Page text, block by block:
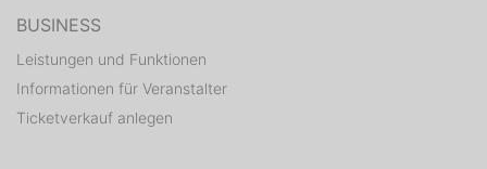
BUSINESS
Leistungen und Funktionen
Informationen für Veranstalter
Ticketverkauf anlegen